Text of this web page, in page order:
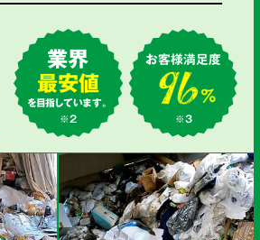
業界
最安値
を目指しています。
※2
お客様満足度
※3